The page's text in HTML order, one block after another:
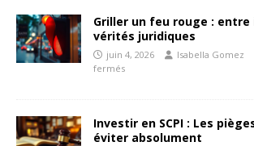
Griller un feu rouge : entre
vérités juridiques
juin 4, 2026 Isabella Gomez
fermés
Investir en SCPI : Les
éviter absolument